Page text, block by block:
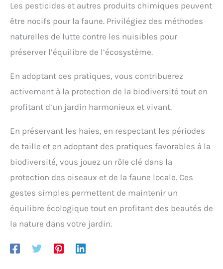
Les pesticides et autres produits chimiques peuvent
être nocifs pour la faune. Privilégiez des méthodes
naturelles de lutte contre les nuisibles pour
préserver l’équilibre de l’écosystème.
En adoptant ces pratiques, vous contribuerez
activement à la protection de la biodiversité tout en
profitant d’un jardin harmonieux et vivant.
En préservant les haies, en respectant les périodes
de taille et en adoptant des pratiques favorables à la
biodiversité, vous jouez un rôle clé dans la
protection des oiseaux et de la faune locale. Ces
gestes simples permettent de maintenir un
équilibre écologique tout en profitant des beautés de
la nature dans votre jardin.